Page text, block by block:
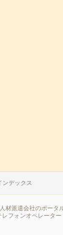
ンデックス
材派遣会社のポータ
フォンオペレータ